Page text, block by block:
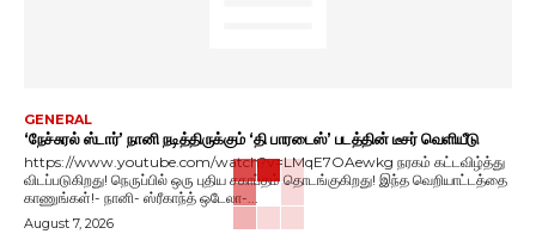
GENERAL
‘நேச்சுரல் ஸ்டார்’ நானி நடித்திருக்கும் ‘தி பாரடைஸ்’ படத்தின் டீசர் வெளியீடு
https://www.youtube.com/watch?v=LMqE7OAewkg நரகம் கட்டவிழ்த்து
விடப்படுகிறது! நெருப்பில் ஒரு புதிய சகாப்தம் தொடங்குகிறது! இந்த வெறியாட்டத்தை
காணுங்கள்!- நானி- ஸ்ரீகாந்த் ஒடேலா-...
August 7, 2026